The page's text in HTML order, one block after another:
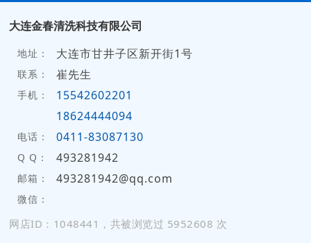
大连金春清洗科技有限公司
地址： 大连市甘井子区新开街1号
联系： 崔先生
手机：
15542602201
18624444094
电话： 0411-83087130
Q Q： 493281942
邮箱： 493281942@qq.com
微信：
网店ID：1048441，共被浏览过 5952608 次